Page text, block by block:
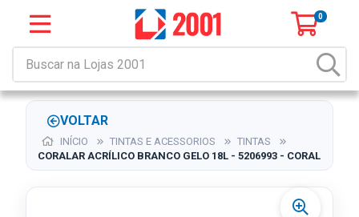
0
VOLTAR
INÍCIO TINTAS E ACESSORIOS
TINTAS
CORALAR ACRÍLICO BRANCO GELO 18L - 5206993 - CORAL